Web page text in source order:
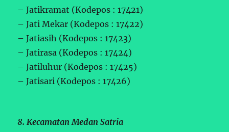
– Jatikramat (Kodepos : 17421)
– Jati Mekar (Kodepos : 17422)
– Jatiasih (Kodepos : 17423)
– Jatirasa (Kodepos : 17424)
– Jatiluhur (Kodepos : 17425)
– Jatisari (Kodepos : 17426)
8. Kecamatan Medan Satria